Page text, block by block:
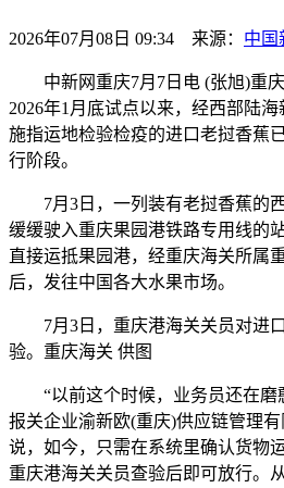
2026年07月08日 09:34 来源： 中国
中新网重庆7月7日电 (张旭)重庆
2026年1月底试点以来，经西部陆
施指运地检验检疫的进口老挝香蕉
行阶段。
7月3日，一列装有老挝香蕉的西
缓缓驶入重庆果园港铁路专用线的
直接运抵果园港，经重庆海关所属
后，发往中国各大水果市场。
7月3日，重庆港海关关员对进
验。重庆海关 供图
“以前这个时候，业务员还在磨
报关企业渝新欧(重庆)供应链管理
说，如今，只需在系统里确认货物
重庆港海关关员查验后即可放行。